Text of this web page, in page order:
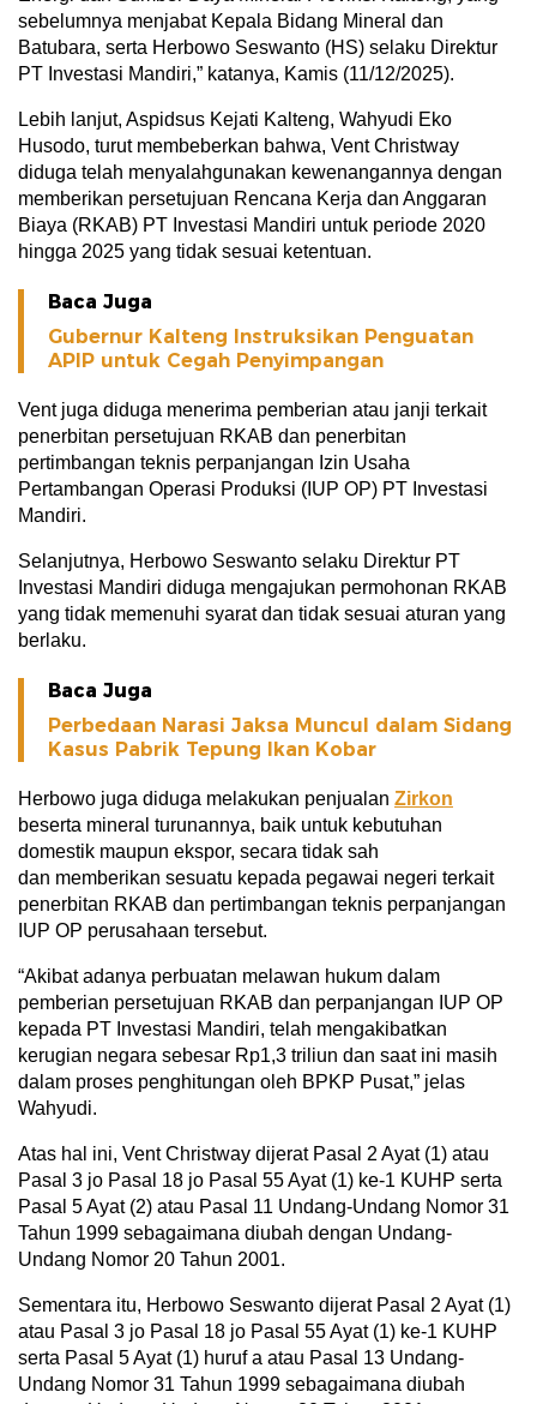
sebelumnya menjabat Kepala Bidang Mineral dan
Batubara, serta Herbowo Seswanto (HS) selaku Direktur
PT Investasi Mandiri,” katanya, Kamis (11/12/2025).
Lebih lanjut, Aspidsus Kejati Kalteng, Wahyudi Eko
Husodo, turut membeberkan bahwa, Vent Christway
diduga telah menyalahgunakan kewenangannya dengan
memberikan persetujuan Rencana Kerja dan Anggaran
Biaya (RKAB) PT Investasi Mandiri untuk periode 2020
hingga 2025 yang tidak sesuai ketentuan.
Baca Juga
Gubernur Kalteng Instruksikan Penguatan
APIP untuk Cegah Penyimpangan
Vent juga diduga menerima pemberian atau janji terkait
penerbitan persetujuan RKAB dan penerbitan
pertimbangan teknis perpanjangan Izin Usaha
Pertambangan Operasi Produksi (IUP OP) PT Investasi
Mandiri.
Selanjutnya, Herbowo Seswanto selaku Direktur PT
Investasi Mandiri diduga mengajukan permohonan RKAB
yang tidak memenuhi syarat dan tidak sesuai aturan yang
berlaku.
Baca Juga
Perbedaan Narasi Jaksa Muncul dalam Sidang
Kasus Pabrik Tepung Ikan Kobar
Herbowo juga diduga melakukan penjualan Zirkon
beserta mineral turunannya, baik untuk kebutuhan
domestik maupun ekspor, secara tidak sah
dan memberikan sesuatu kepada pegawai negeri terkait
penerbitan RKAB dan pertimbangan teknis perpanjangan
IUP OP perusahaan tersebut.
“Akibat adanya perbuatan melawan hukum dalam
pemberian persetujuan RKAB dan perpanjangan IUP OP
kepada PT Investasi Mandiri, telah mengakibatkan
kerugian negara sebesar Rp1,3 triliun dan saat ini masih
dalam proses penghitungan oleh BPKP Pusat,” jelas
Wahyudi.
Atas hal ini, Vent Christway dijerat Pasal 2 Ayat (1) atau
Pasal 3 jo Pasal 18 jo Pasal 55 Ayat (1) ke-1 KUHP serta
Pasal 5 Ayat (2) atau Pasal 11 Undang-Undang Nomor 31
Tahun 1999 sebagaimana diubah dengan Undang-
Undang Nomor 20 Tahun 2001.
Sementara itu, Herbowo Seswanto dijerat Pasal 2 Ayat (1)
atau Pasal 3 jo Pasal 18 jo Pasal 55 Ayat (1) ke-1 KUHP
serta Pasal 5 Ayat (1) huruf a atau Pasal 13 Undang-
Undang Nomor 31 Tahun 1999 sebagaimana diubah